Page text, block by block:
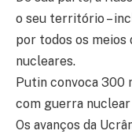
o seu território –
por todos os meios
nucleares.
Putin convoca 300
com guerra nuclear
Os avanços da